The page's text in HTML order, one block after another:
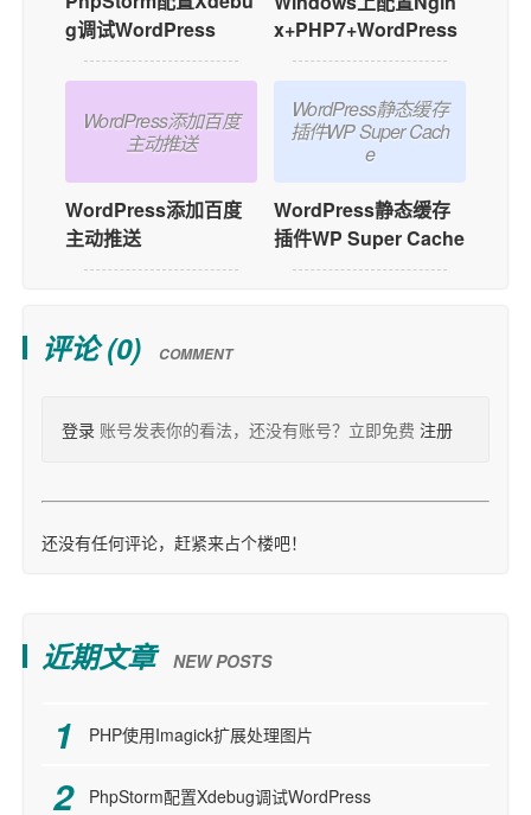
g调试WordPress
WordPress添加百度
主动推送
WordPress添加百度
主动推送
x+PHP7+WordPress
WordPress静态缓存
插件WP Super Cach
e
WordPress静态缓存
插件WP Super Cache
评论 (0) COMMENT
登录 账号发表你的看法，还没有账号？立即免费 注册
还没有任何评论，赶紧来占个楼吧！
近期文章 NEW POSTS
PHP使用Imagick扩展处理图片
PhpStorm配置Xdebug调试WordPress